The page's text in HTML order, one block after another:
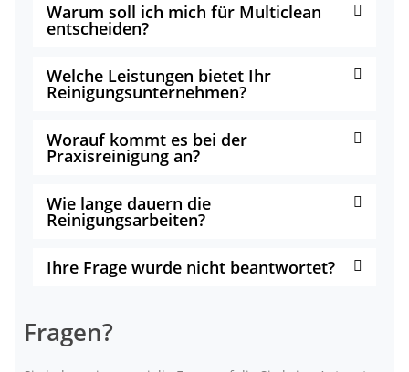
Warum soll ich mich für Multiclean
entscheiden?
Welche Leistungen bietet Ihr
Reinigungsunternehmen?
Worauf kommt es bei der
Praxisreinigung an?
Wie lange dauern die
Reinigungsarbeiten?
Ihre Frage wurde nicht beantwortet?
Fragen?